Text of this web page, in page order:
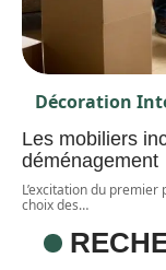
Décoration
Les mobiliers
déménagement
L’excitation du premier
choix des…